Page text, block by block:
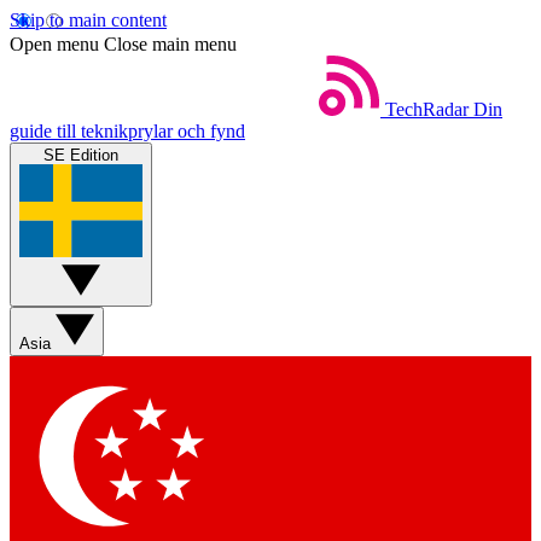
Skip to main content
Open menu Close main menu
TechRadar Din
guide till teknikprylar och fynd
SE Edition
Asia